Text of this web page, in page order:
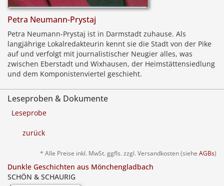
Petra Neumann-Prystaj
Petra Neumann-Prystaj ist in Darmstadt zuhause. Als
langjährige Lokalredakteurin kennt sie die Stadt von der Pike
auf und verfolgt mit journalistischer Neugier alles, was
zwischen Eberstadt und Wixhausen, der Heimstättensiedlung
und dem Komponistenviertel geschieht.
Leseproben & Dokumente
Leseprobe
zurück
* Alle Preise inkl. MwSt. ggfls. zzgl. Versandkosten (siehe AGBs)
Dunkle Geschichten aus Mönchengladbach
SCHÖN & SCHAURIG